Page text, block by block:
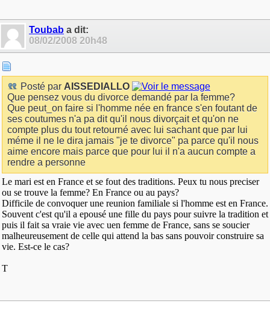
Toubab a dit:
08/02/2008 20h48
Posté par AISSEDIALLO
Que pensez vous du divorce demandé par la femme?
Que peut_on faire si l'homme née en france s'en foutant de
ses coutumes n'a pa dit qu'il nous divorçait et qu'on ne
compte plus du tout retourné avec lui sachant que par lui
méme il ne le dira jamais "je te divorce" pa parce qu'il nous
aime encore mais parce que pour lui il n'a aucun compte a
rendre a personne
Le mari est en France et se fout des traditions. Peux tu nous preciser
ou se trouve la femme? En France ou au pays?
Difficile de convoquer une reunion familiale si l'homme est en France.
Souvent c'est qu'il a epousé une fille du pays pour suivre la tradition et
puis il fait sa vraie vie avec uen femme de France, sans se soucier
malheureusement de celle qui attend la bas sans pouvoir construire sa
vie. Est-ce le cas?
T